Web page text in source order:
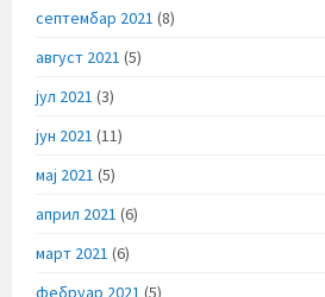
септембар 2021 (8)
август 2021 (5)
јул 2021 (3)
јун 2021 (11)
мај 2021 (5)
април 2021 (6)
март 2021 (6)
фебруар 2021 (5)